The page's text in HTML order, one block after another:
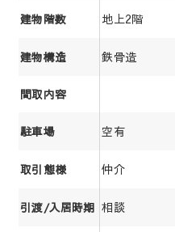
建物階数 地上2階
建物構造 鉄骨造
間取内容
駐車場 空有
取引態様 仲介
引渡/入居時期 相談